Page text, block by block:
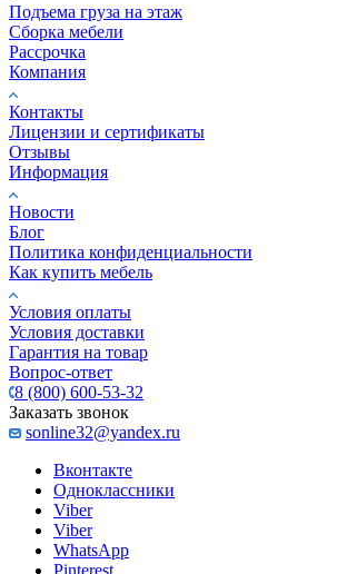
Подъема груза на этаж
Сборка мебели
Рассрочка
Компания
Контакты
Лицензии и сертификаты
Отзывы
Информация
Новости
Блог
Политика конфиденциальности
Как купить мебель
Условия оплаты
Условия доставки
Гарантия на товар
Вопрос-ответ
8 (800) 600-53-32
Заказать звонок
sonline32@yandex.ru
Вконтакте
Одноклассники
Viber
Viber
WhatsApp
Pinterest